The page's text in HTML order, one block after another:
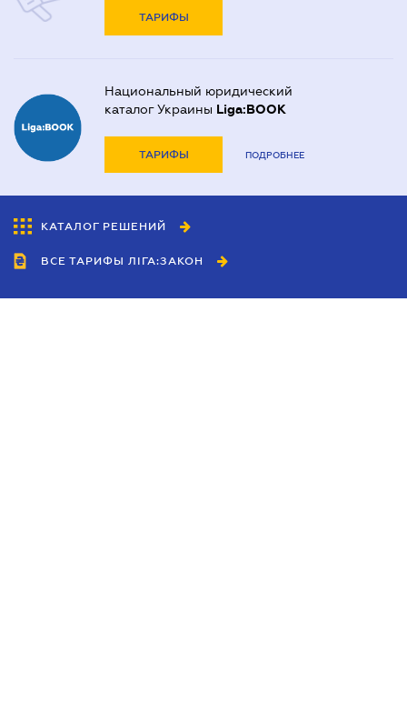
ТАРИФЫ
Национальный юридический
каталог Украины Liga:BOOK
ТАРИФЫ ПОДРОБНЕЕ
КАТАЛОГ РЕШЕНИЙ
ВСЕ ТАРИФЫ ЛІГА:ЗАКОН